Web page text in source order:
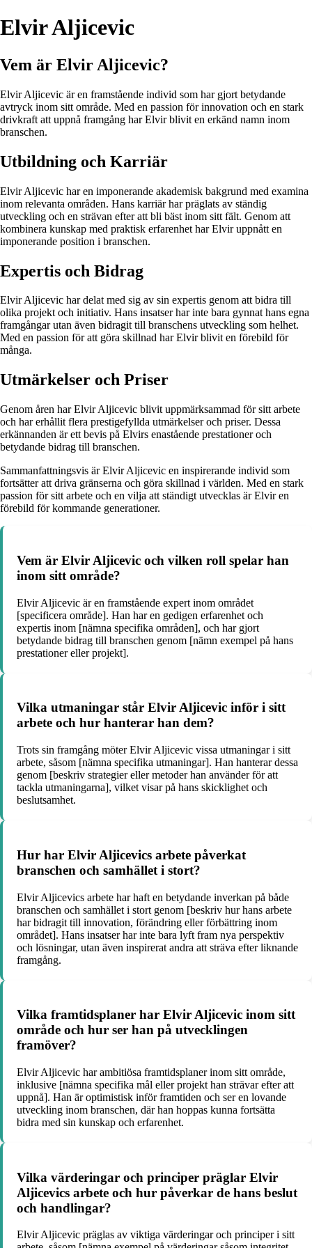
Elvir Aljicevic
Vem är Elvir Aljicevic?
Elvir Aljicevic är en framstående individ som har gjort betydande
avtryck inom sitt område. Med en passion för innovation och en stark
drivkraft att uppnå framgång har Elvir blivit en erkänd namn inom
branschen.
Utbildning och Karriär
Elvir Aljicevic har en imponerande akademisk bakgrund med examina
inom relevanta områden. Hans karriär har präglats av ständig
utveckling och en strävan efter att bli bäst inom sitt fält. Genom att
kombinera kunskap med praktisk erfarenhet har Elvir uppnått en
imponerande position i branschen.
Expertis och Bidrag
Elvir Aljicevic har delat med sig av sin expertis genom att bidra till
olika projekt och initiativ. Hans insatser har inte bara gynnat hans egna
framgångar utan även bidragit till branschens utveckling som helhet.
Med en passion för att göra skillnad har Elvir blivit en förebild för
många.
Utmärkelser och Priser
Genom åren har Elvir Aljicevic blivit uppmärksammad för sitt arbete
och har erhållit flera prestigefyllda utmärkelser och priser. Dessa
erkännanden är ett bevis på Elvirs enastående prestationer och
betydande bidrag till branschen.
Sammanfattningsvis är Elvir Aljicevic en inspirerande individ som
fortsätter att driva gränserna och göra skillnad i världen. Med en stark
passion för sitt arbete och en vilja att ständigt utvecklas är Elvir en
förebild för kommande generationer.
Vem är Elvir Aljicevic och vilken roll spelar han
inom sitt område?
Elvir Aljicevic är en framstående expert inom området
[specificera område]. Han har en gedigen erfarenhet och
expertis inom [nämna specifika områden], och har gjort
betydande bidrag till branschen genom [nämn exempel på hans
prestationer eller projekt].
Vilka utmaningar står Elvir Aljicevic inför i sitt
arbete och hur hanterar han dem?
Trots sin framgång möter Elvir Aljicevic vissa utmaningar i sitt
arbete, såsom [nämna specifika utmaningar]. Han hanterar dessa
genom [beskriv strategier eller metoder han använder för att
tackla utmaningarna], vilket visar på hans skicklighet och
beslutsamhet.
Hur har Elvir Aljicevics arbete påverkat
branschen och samhället i stort?
Elvir Aljicevics arbete har haft en betydande inverkan på både
branschen och samhället i stort genom [beskriv hur hans arbete
har bidragit till innovation, förändring eller förbättring inom
området]. Hans insatser har inte bara lyft fram nya perspektiv
och lösningar, utan även inspirerat andra att sträva efter liknande
framgång.
Vilka framtidsplaner har Elvir Aljicevic inom sitt
område och hur ser han på utvecklingen
framöver?
Elvir Aljicevic har ambitiösa framtidsplaner inom sitt område,
inklusive [nämna specifika mål eller projekt han strävar efter att
uppnå]. Han är optimistisk inför framtiden och ser en lovande
utveckling inom branschen, där han hoppas kunna fortsätta
bidra med sin kunskap och erfarenhet.
Vilka värderingar och principer präglar Elvir
Aljicevics arbete och hur påverkar de hans beslut
och handlingar?
Elvir Aljicevic präglas av viktiga värderingar och principer i sitt